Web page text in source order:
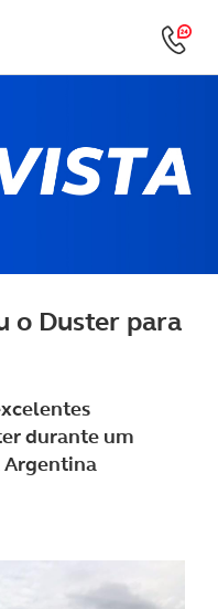
o Duster para
durante um
Argentina